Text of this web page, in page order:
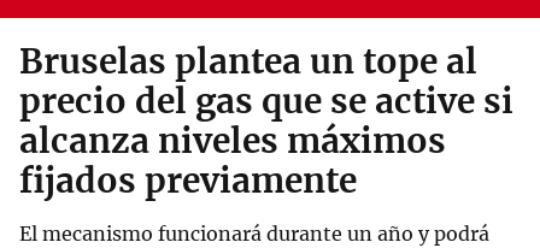
Bruselas plantea un tope al
precio del gas que se active si
alcanza niveles máximos
fijados previamente
El mecanismo funcionará durante un año y podrá